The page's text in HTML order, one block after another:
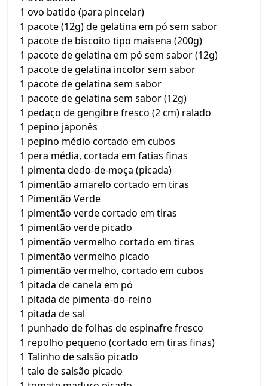
1 ovo batido (para pincelar)
1 pacote (12g) de gelatina em pó sem sabor
1 pacote de biscoito tipo maisena (200g)
1 pacote de gelatina em pó sem sabor (12g)
1 pacote de gelatina incolor sem sabor
1 pacote de gelatina sem sabor
1 pacote de gelatina sem sabor (12g)
1 pedaço de gengibre fresco (2 cm) ralado
1 pepino japonês
1 pepino médio cortado em cubos
1 pera média, cortada em fatias finas
1 pimenta dedo-de-moça (picada)
1 pimentão amarelo cortado em tiras
1 Pimentão Verde
1 pimentão verde cortado em tiras
1 pimentão verde picado
1 pimentão vermelho cortado em tiras
1 pimentão vermelho picado
1 pimentão vermelho, cortado em cubos
1 pitada de canela em pó
1 pitada de pimenta-do-reino
1 pitada de sal
1 punhado de folhas de espinafre fresco
1 repolho pequeno (cortado em tiras finas)
1 Talinho de salsão picado
1 talo de salsão picado